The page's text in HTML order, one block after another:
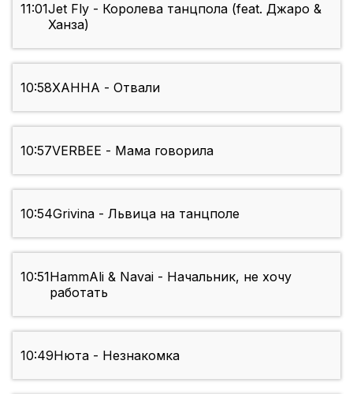
11:01Jet Fly - Королева танцпола (feat. Джаро &
Ханза)
10:58ХАННА - Отвали
10:57VERBEE - Мама говорила
10:54Grivina - Львица на танцполе
10:51HammAli & Navai - Начальник, не хочу
работать
10:49Нюта - Незнакомка